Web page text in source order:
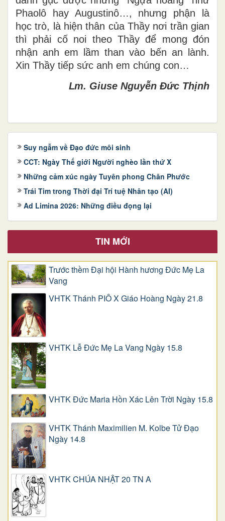
Phaolô hay Augustinô…, nhưng phận là
học trò, là hiện thân của Thầy nơi trần gian
thì phải cố noi theo Thầy để mong đón
nhận anh em lầm than vào bến an lành.
Xin Thầy tiếp sức anh em chúng con…
Lm. Giuse Nguyễn Đức Thịnh
Suy ngẫm về Đạo đức môi sinh
CCT: Ngày Thế giới Người nghèo lần thứ X
Những cảm xúc ngày Tuyên phong Chân Phước
Trái Tim trong Thời đại Trí tuệ Nhân tạo (AI)
Ad Limina 2026: Những điều đọng lại
TIN MỚI
Trước thềm Đại hội Hành hương Đức Mẹ La
Vang
VHTK Thánh PIÔ X Giáo Hoàng Ngày 21.8
VHTK Lễ Đức Mẹ La Vang Ngày 15.8
VHTK Đức Maria Hồn Xác Lên Trời Ngày 15.8
VHTK Thánh Maximilien M. Kolbe Tử Đạo
Ngày 14.8
VHTK CHÚA NHẬT 20 TN A